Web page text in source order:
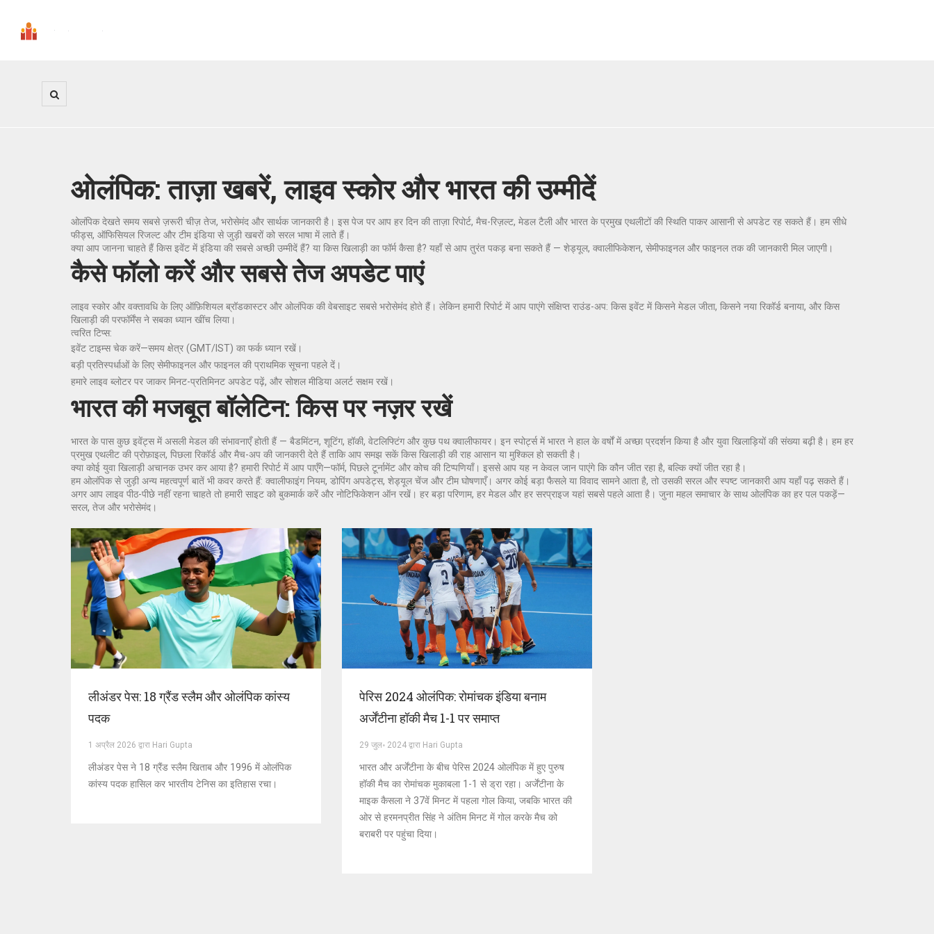
ओलंपिक: ताज़ा खबरें, लाइव स्कोर और भारत की उम्मीदें
ओलंपिक देखते समय सबसे ज़रूरी चीज़ तेज, भरोसेमंद और सार्थक जानकारी है। इस पेज पर आप हर दिन की ताज़ा रिपोर्ट, मैच-रिज़ल्ट, मेडल टैली और भारत के प्रमुख एथलीटों की स्थिति पाकर आसानी से अपडेट रह सकते हैं। हम सीधे
फीड्स, ऑफिसियल रिजल्ट और टीम इंडिया से जुड़ी खबरों को सरल भाषा में लाते हैं।
क्या आप जानना चाहते हैं किस इवेंट में इंडिया की सबसे अच्छी उम्मीदें हैं? या किस खिलाड़ी का फॉर्म कैसा है? यहाँ से आप तुरंत पकड़ बना सकते हैं — शेड्यूल, क्वालीफिकेशन, सेमीफाइनल और फाइनल तक की जानकारी मिल जाएगी।
कैसे फॉलो करें और सबसे तेज अपडेट पाएं
लाइव स्कोर और वक्तावधि के लिए ऑफ़िशियल ब्रॉडकास्टर और ओलंपिक की वेबसाइट सबसे भरोसेमंद होते हैं। लेकिन हमारी रिपोर्ट में आप पाएंगे संक्षिप्त राउंड-अप: किस इवेंट में किसने मेडल जीता, किसने नया रिकॉर्ड बनाया, और किस
खिलाड़ी की परफॉर्मेंस ने सबका ध्यान खींच लिया।
त्वरित टिप्स:
इवेंट टाइम्स चेक करें—समय क्षेत्र (GMT/IST) का फर्क ध्यान रखें।
बड़ी प्रतिस्पर्धाओं के लिए सेमीफाइनल और फाइनल की प्राथमिक सूचना पहले दें।
हमारे लाइव ब्लोटर पर जाकर मिनट-प्रतिमिनट अपडेट पढ़ें, और सोशल मीडिया अलर्ट सक्षम रखें।
भारत की मजबूत बॉलेटिन: किस पर नज़र रखें
भारत के पास कुछ इवेंट्स में असली मेडल की संभावनाएँ होती हैं — बैडमिंटन, शूटिंग, हॉकी, वेटलिफ्टिंग और कुछ पथ क्वालीफायर। इन स्पोर्ट्स में भारत ने हाल के वर्षों में अच्छा प्रदर्शन किया है और युवा खिलाड़ियों की संख्या बढ़ी है। हम हर
प्रमुख एथलीट की प्रोफ़ाइल, पिछला रिकॉर्ड और मैच-अप की जानकारी देते हैं ताकि आप समझ सकें किस खिलाड़ी की राह आसान या मुश्किल हो सकती है।
क्या कोई युवा खिलाड़ी अचानक उभर कर आया है? हमारी रिपोर्ट में आप पाएँगे—फॉर्म, पिछले टूर्नामेंट और कोच की टिप्पणियाँ। इससे आप यह न केवल जान पाएंगे कि कौन जीत रहा है, बल्कि क्यों जीत रहा है।
हम ओलंपिक से जुड़ी अन्य महत्वपूर्ण बातें भी कवर करते हैं: क्वालीफाइंग नियम, डोपिंग अपडेट्स, शेड्यूल चेंज और टीम घोषणाएँ। अगर कोई बड़ा फैसले या विवाद सामने आता है, तो उसकी सरल और स्पष्ट जानकारी आप यहाँ पढ़ सकते हैं।
अगर आप लाइव पीठ-पीछे नहीं रहना चाहते तो हमारी साइट को बुकमार्क करें और नोटिफिकेशन ऑन रखें। हर बड़ा परिणाम, हर मेडल और हर सरप्राइज यहां सबसे पहले आता है। जुना महल समाचार के साथ ओलंपिक का हर पल पकड़ें—
सरल, तेज और भरोसेमंद।
लीअंडर पेस: 18 ग्रैंड स्लैम और ओलंपिक कांस्य
पदक
1 अप्रैल 2026 द्वारा Hari Gupta
लीअंडर पेस ने 18 ग्रैंड स्लैम खिताब और 1996 में ओलंपिक
कांस्य पदक हासिल कर भारतीय टेनिस का इतिहास रचा।
पेरिस 2024 ओलंपिक: रोमांचक इंडिया बनाम
अर्जेंटीना हॉकी मैच 1-1 पर समाप्त
29 जुल॰ 2024 द्वारा Hari Gupta
भारत और अर्जेंटीना के बीच पेरिस 2024 ओलंपिक में हुए पुरुष
हॉकी मैच का रोमांचक मुकाबला 1-1 से ड्रा रहा। अर्जेंटीना के
माइक कैसला ने 37वें मिनट में पहला गोल किया, जबकि भारत की
ओर से हरमनप्रीत सिंह ने अंतिम मिनट में गोल करके मैच को
बराबरी पर पहुंचा दिया।